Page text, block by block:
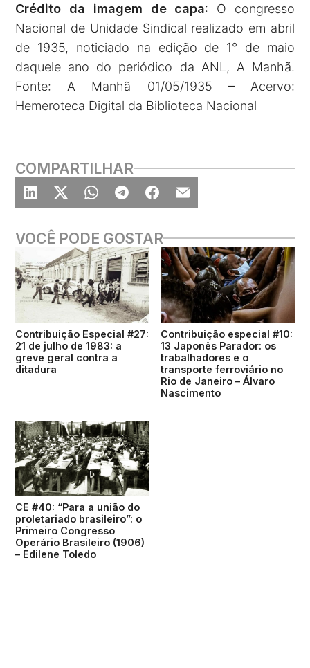
Crédito da imagem de capa: O congresso
Nacional de Unidade Sindical realizado em abril
de 1935, noticiado na edição de 1° de maio
daquele ano do periódico da ANL, A Manhã.
Fonte: A Manhã 01/05/1935 – Acervo:
Hemeroteca Digital da Biblioteca Nacional
COMPARTILHAR
VOCÊ PODE GOSTAR
Contribuição Especial #27:
21 de julho de 1983: a
greve geral contra a
ditadura
Contribuição especial #10:
13 Japonês Parador: os
trabalhadores e o
transporte ferroviário no
Rio de Janeiro – Álvaro
Nascimento
CE #40: “Para a união do
proletariado brasileiro”: o
Primeiro Congresso
Operário Brasileiro (1906)
– Edilene Toledo